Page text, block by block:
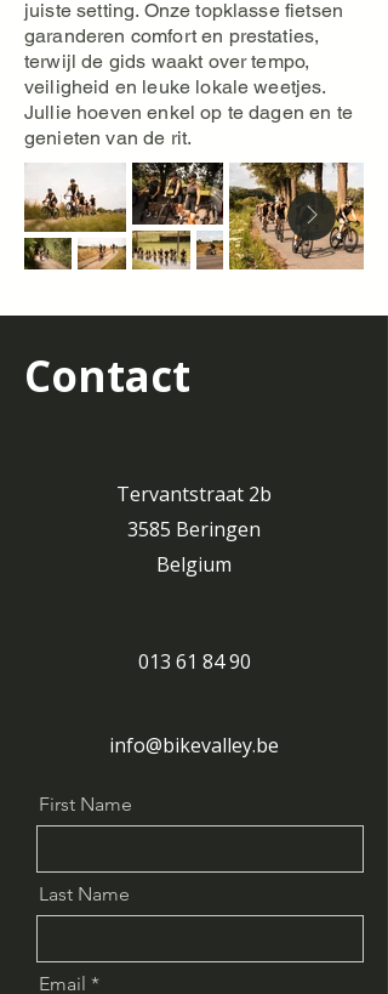
juiste setting. Onze topklasse fietsen
garanderen comfort en prestaties,
terwijl de gids waakt over tempo,
veiligheid en leuke lokale weetjes.
Jullie hoeven enkel op te dagen en te
genieten van de rit.
Contact
Tervantstraat 2b
3585 Beringen
Belgium
013 61 84 90
info@bikevalley.be
First Name
Last Name
Email